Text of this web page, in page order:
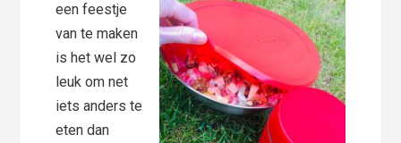
een feestje
van te maken
is het wel zo
leuk om net
iets anders te
eten dan